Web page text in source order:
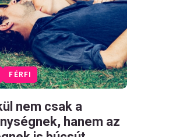
FÉRFI
nem csak a
hanem az